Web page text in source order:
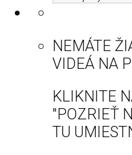
NEMÁTE
VIDEÁ NA
KLIKNITE
"POZRIEŤ
TU